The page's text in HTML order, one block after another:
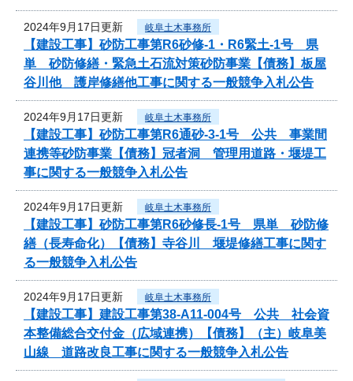
2024年9月17日更新 岐阜土木事務所
【建設工事】砂防工事第R6砂修-1・R6緊土-1号 県
単 砂防修繕・緊急土石流対策砂防事業【債務】板屋
谷川他 護岸修繕他工事に関する一般競争入札公告
2024年9月17日更新 岐阜土木事務所
【建設工事】砂防工事第R6通砂-3-1号 公共 事業間
連携等砂防事業【債務】冠者洞 管理用道路・堰堤工
事に関する一般競争入札公告
2024年9月17日更新 岐阜土木事務所
【建設工事】砂防工事第R6砂修長-1号 県単 砂防修
繕（長寿命化）【債務】寺谷川 堰堤修繕工事に関す
る一般競争入札公告
2024年9月17日更新 岐阜土木事務所
【建設工事】建設工事第38-A11-004号 公共 社会資
本整備総合交付金（広域連携）【債務】（主）岐阜美
山線 道路改良工事に関する一般競争入札公告